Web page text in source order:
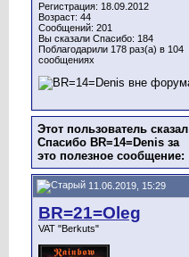
Регистрация: 18.09.2012
Возраст: 44
Сообщений: 201
Вы сказали Спасибо: 184
Поблагодарили 178 раз(а) в 104
сообщениях
Этот пользователь сказал
Спасибо BR=14=Denis за
это полезное сообщение:
11.06.2019, 15:29
BR=21=Oleg
VAT "Berkuts"